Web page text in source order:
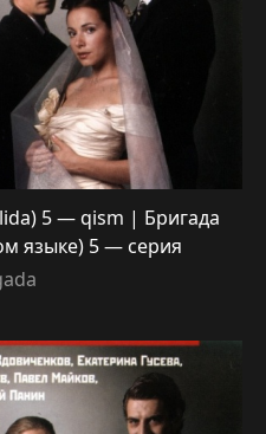
5 — qism | Бригада
языке) 5 — серия